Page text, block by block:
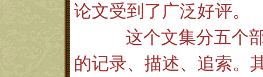
论文受到了广泛好评。
这个文集分五个
的记录、描述、追索。